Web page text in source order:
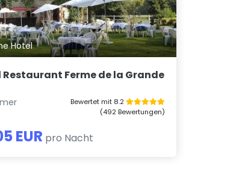
Hotel
Restaurant Ferme de la Grande
Bewertet mit 8.2
(492 Bewertungen)
EUR pro Nacht